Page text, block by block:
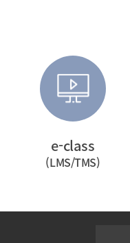
2026학년도 전기
2026.01.29
2026학년도 전기
2026.01.08
2026학년도 전기
2026학년도 전기
e-class
(LMS/TMS)